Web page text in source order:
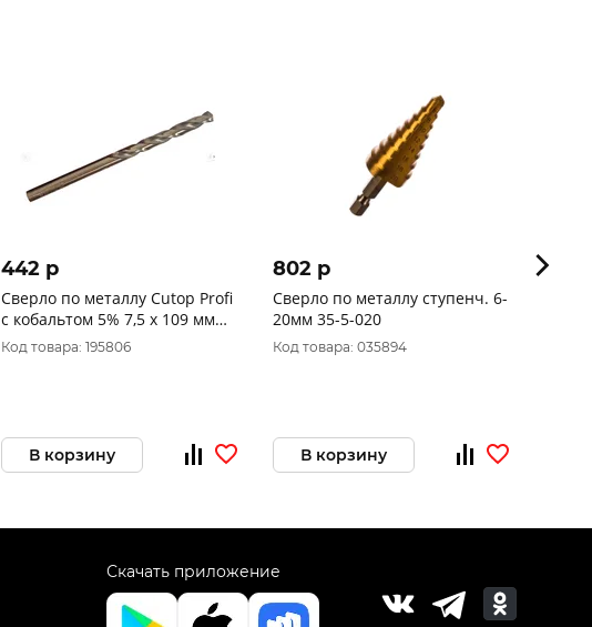
442 p
Сверло по металлу Cutop Profi
с кобальтом 5% 7,5 x 109 мм
48-382
Код товара: 195806
В корзину
802 p
Сверло по металлу ступенч. 6-
20мм 35-5-020
Код товара: 035894
В корзину
1
Скачать приложение